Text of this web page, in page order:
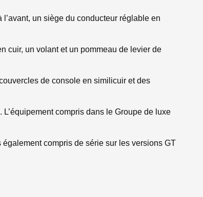
un siège du conducteur réglable en
cuir, un volant et un pommeau de levier de
de console en similicuir et des
compris dans le Groupe de luxe
compris de série sur les versions GT